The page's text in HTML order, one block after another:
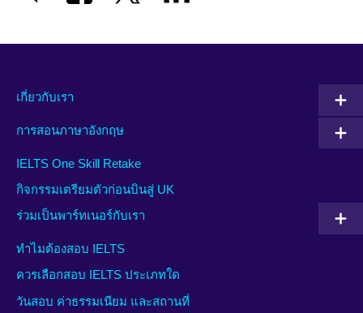
เกี่ยวกับเรา
การสอนภาษาอังกฤษ
IELTS One Skill Retake
กิจกรรมเตรียมตัวก่อนบินสู่ UK
ร่วมเป็นพาร์ทเนอร์กับเรา
ทำไมต้องสอบ IELTS
ควรเลือกสอบ IELTS ประเภทใด
วันสอบ ค่าธรรมเนียม และสถานที่